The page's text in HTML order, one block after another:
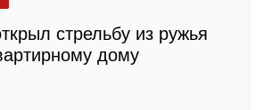
стрельбу из ружья
дому